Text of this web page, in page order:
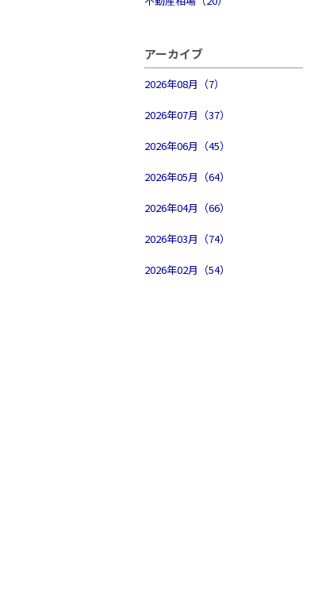
アーカイブ
2026年08月（7）
2026年07月（37）
2026年06月（45）
2026年05月（64）
2026年04月（66）
2026年03月（74）
2026年02月（54）